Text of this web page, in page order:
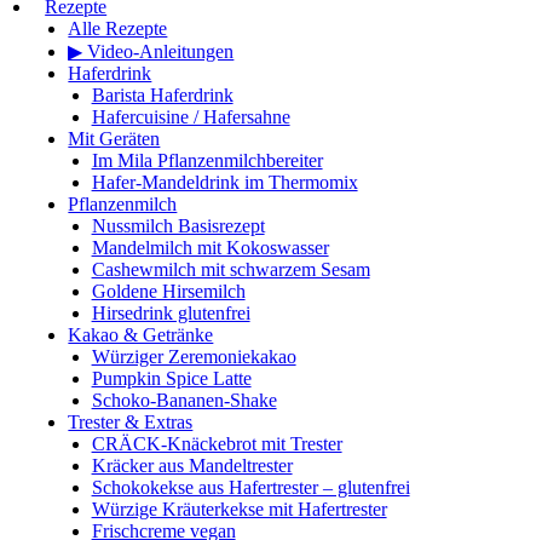
Rezepte
Alle Rezepte
▶ Video-Anleitungen
Haferdrink
Barista Haferdrink
Hafercuisine / Hafersahne
Mit Geräten
Im Mila Pflanzenmilchbereiter
Hafer-Mandeldrink im Thermomix
Pflanzenmilch
Nussmilch Basisrezept
Mandelmilch mit Kokoswasser
Cashewmilch mit schwarzem Sesam
Goldene Hirsemilch
Hirsedrink glutenfrei
Kakao & Getränke
Würziger Zeremoniekakao
Pumpkin Spice Latte
Schoko-Bananen-Shake
Trester & Extras
CRÄCK-Knäckebrot mit Trester
Kräcker aus Mandeltrester
Schokokekse aus Hafertrester – glutenfrei
Würzige Kräuterkekse mit Hafertrester
Frischcreme vegan